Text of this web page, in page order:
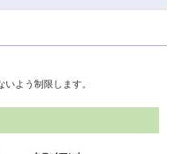
よう制限します。